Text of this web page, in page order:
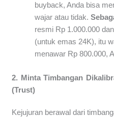
buyback, Anda bisa
wajar atau tidak.
resmi Rp 1.000.000
(untuk emas 24K), itu
menawar Rp 800.000,
2. Minta Timbangan
(Trust)
Kejujuran berawal dari